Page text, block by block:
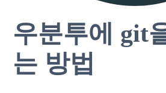
우분투에 git
는 방법